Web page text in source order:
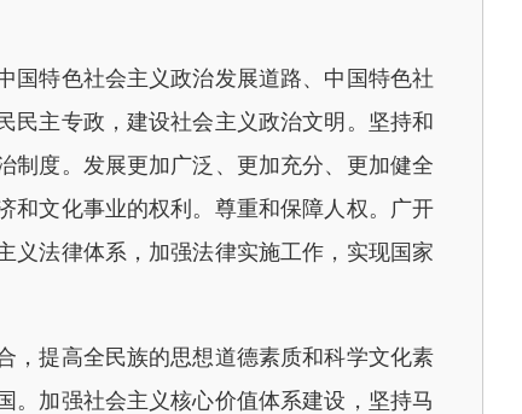
特色社会主义政治发展道路、中国特色社
民主专政，建设社会主义政治文明。坚持和
制度。发展更加广泛、更加充分、更加健全
和文化事业的权利。尊重和保障人权。广开
义法律体系，加强法律实施工作，实现国家
提高全民族的思想道德素质和科学文化素
。加强社会主义核心价值体系建设，坚持马